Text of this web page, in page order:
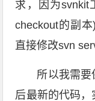
求，因为svnkit
checkout的副
直接修改svn
所以我需要
后最新的代码，